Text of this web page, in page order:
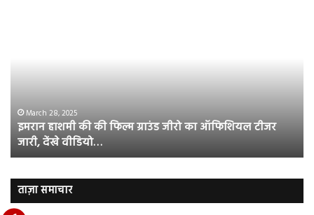
का
ऑफिशियल
टीजर
जारी,
वीडियो…
March 28, 2025
इमरान हाशमी की की फिल्म ग्राउंड जीरो का ऑफिशियल टीजर
जारी, देंखे वीडियो…
ताज़ा समाचार